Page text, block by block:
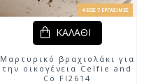
4 ΈΩΣ 7 ΕΡΓΆΣΙΜΕΣ
Μαρτυρικό βραχιολάκι για
την οικογένεια Celfie and
Co Fl2614
ΚΑΛΆΘΙ